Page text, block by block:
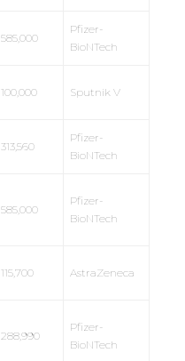
585,000
Pfizer-
BioNTech
100,000 Sputnik V
313,560
Pfizer-
BioNTech
585,000
Pfizer-
BioNTech
115,700 AstraZeneca
288,990
Pfizer-
BioNTech